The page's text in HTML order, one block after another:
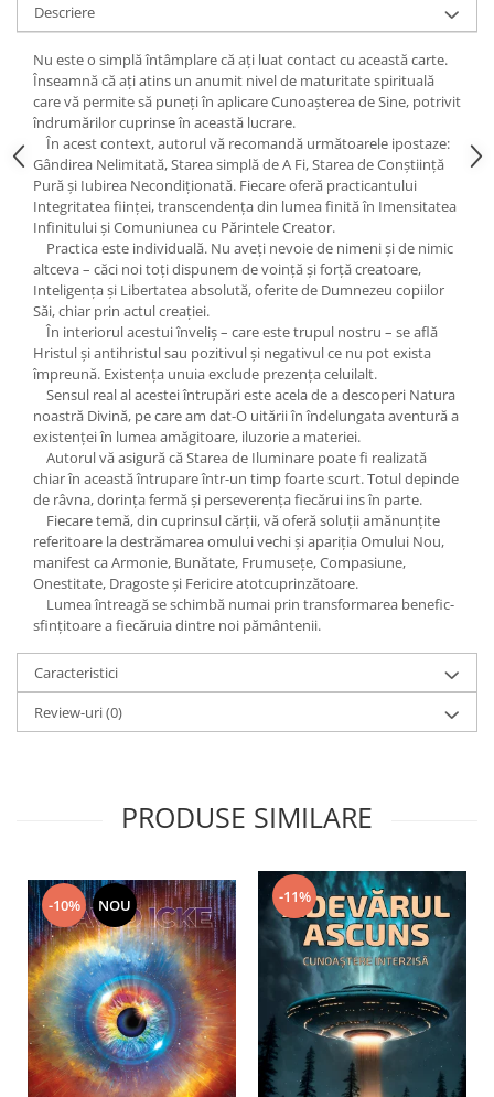
Viaţa de după moarte
Cristale
Supă de pui pentru suflet
Yoga
Oracol
Spiritualitate şi ştiinţă
Fără categorie
Cunoaștere
Descriere
Nu este o simplă întâmplare că ați luat contact cu această carte.
Înseamnă că ați atins un anumit nivel de maturitate spirituală
care vă permite să puneți în aplicare Cunoașterea de Sine, potrivit
îndrumărilor cuprinse în această lucrare.
În acest context, autorul vă recomandă următoarele ipostaze:
Gândirea Nelimitată, Starea simplă de A Fi, Starea de Conștiință
Pură și Iubirea Necondiționată. Fiecare oferă practicantului
Integritatea ființei, transcendența din lumea finită în Imensitatea
Infinitului și Comuniunea cu Părintele Creator.
Practica este individuală. Nu aveți nevoie de nimeni și de nimic
altceva – căci noi toți dispunem de voință și forță creatoare,
Inteligența și Libertatea absolută, oferite de Dumnezeu copiilor
Săi, chiar prin actul creației.
În interiorul acestui înveliș – care este trupul nostru – se află
Hristul și antihristul sau pozitivul și negativul ce nu pot exista
împreună. Existența unuia exclude prezența celuilalt.
Sensul real al acestei întrupări este acela de a descoperi Natura
noastră Divină, pe care am dat-O uitării în îndelungata aventură a
existenței în lumea amăgitoare, iluzorie a materiei.
Autorul vă asigură că Starea de Iluminare poate fi realizată
chiar în această întrupare într-un timp foarte scurt. Totul depinde
de râvna, dorința fermă și perseverența fiecărui ins în parte.
Fiecare temă, din cuprinsul cărții, vă oferă soluții amănunțite
referitoare la destrămarea omului vechi și apariția Omului Nou,
manifest ca Armonie, Bunătate, Frumusețe, Compasiune,
Onestitate, Dragoste și Fericire atotcuprinzătoare.
Lumea întreagă se schimbă numai prin transformarea benefic-
sfințitoare a fiecăruia dintre noi pământenii.
Caracteristici
Review-uri(0)
PRODUSE SIMILARE
-10% NOU -11%